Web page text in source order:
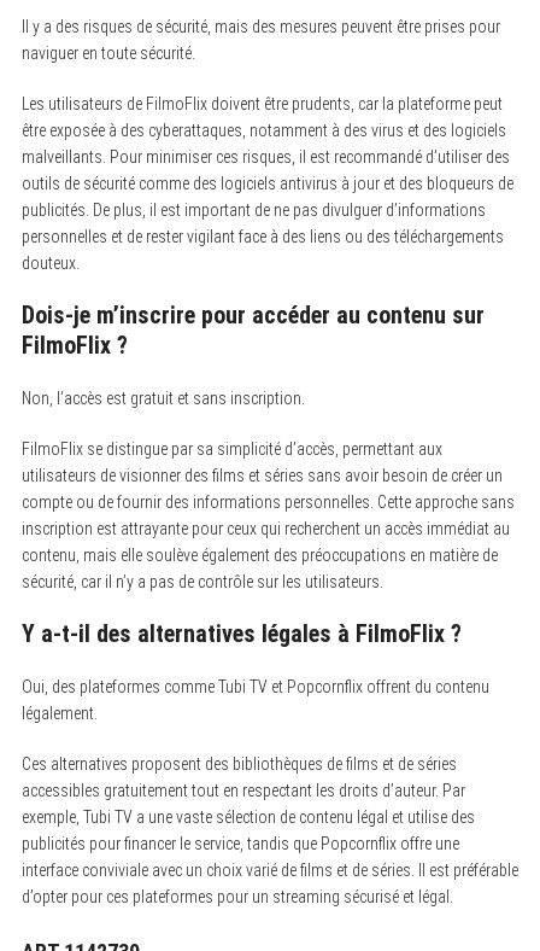
Il y a des risques de sécurité, mais des mesures peuvent être prises pour
naviguer en toute sécurité.
Les utilisateurs de FilmoFlix doivent être prudents, car la plateforme peut
être exposée à des cyberattaques, notamment à des virus et des logiciels
malveillants. Pour minimiser ces risques, il est recommandé d’utiliser des
outils de sécurité comme des logiciels antivirus à jour et des bloqueurs de
publicités. De plus, il est important de ne pas divulguer d’informations
personnelles et de rester vigilant face à des liens ou des téléchargements
douteux.
Dois-je m’inscrire pour accéder au contenu sur
FilmoFlix ?
Non, l’accès est gratuit et sans inscription.
FilmoFlix se distingue par sa simplicité d’accès, permettant aux
utilisateurs de visionner des films et séries sans avoir besoin de créer un
compte ou de fournir des informations personnelles. Cette approche sans
inscription est attrayante pour ceux qui recherchent un accès immédiat au
contenu, mais elle soulève également des préoccupations en matière de
sécurité, car il n’y a pas de contrôle sur les utilisateurs.
Y a-t-il des alternatives légales à FilmoFlix ?
Oui, des plateformes comme Tubi TV et Popcornflix offrent du contenu
légalement.
Ces alternatives proposent des bibliothèques de films et de séries
accessibles gratuitement tout en respectant les droits d’auteur. Par
exemple, Tubi TV a une vaste sélection de contenu légal et utilise des
publicités pour financer le service, tandis que Popcornflix offre une
interface conviviale avec un choix varié de films et de séries. Il est préférable
d’opter pour ces plateformes pour un streaming sécurisé et légal.